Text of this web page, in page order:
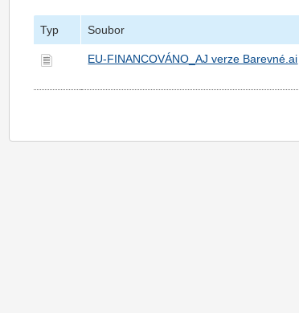
Typ Soubor
EU-FINANCOVÁNO_AJ verze Barevné.ai